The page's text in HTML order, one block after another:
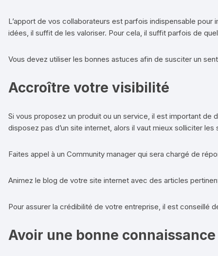
L’apport de vos collaborateurs est parfois indispensable
idées, il suffit de les valoriser. Pour cela, il suffit parfois de
Vous devez utiliser les bonnes astuces afin de susciter un
Accroître votre visibilité
Si vous proposez un produit ou un service, il est important
disposez pas d’un site internet, alors il vaut mieux solliciter
Faites appel à un Community manager qui sera chargé de
Animez le blog de votre site internet avec des articles
Pour assurer la crédibilité de votre entreprise, il est conseillé
Avoir une bonne